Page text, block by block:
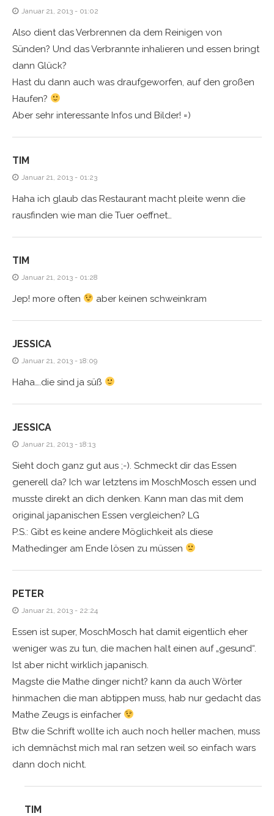
Januar 21, 2013 - 01:02
Also dient das Verbrennen da dem Reinigen von
Sünden? Und das Verbrannte inhalieren und essen bringt
dann Glück?
Hast du dann auch was draufgeworfen, auf den großen
Haufen?
Aber sehr interessante Infos und Bilder! =)
TIM
Januar 21, 2013 - 01:23
Haha ich glaub das Restaurant macht pleite wenn die
rausfinden wie man die Tuer oeffnet…
TIM
Januar 21, 2013 - 01:28
Jep! more often aber keinen schweinkram
JESSICA
Januar 21, 2013 - 18:09
Haha….die sind ja süß
JESSICA
Januar 21, 2013 - 18:13
Sieht doch ganz gut aus ;-). Schmeckt dir das Essen
generell da? Ich war letztens im MoschMosch essen und
musste direkt an dich denken. Kann man das mit dem
original japanischen Essen vergleichen? LG
P.S.: Gibt es keine andere Möglichkeit als diese
Mathedinger am Ende lösen zu müssen
PETER
Januar 21, 2013 - 22:24
Essen ist super, MoschMosch hat damit eigentlich eher
weniger was zu tun, die machen halt einen auf „gesund“.
Ist aber nicht wirklich japanisch.
Magste die Mathe dinger nicht? kann da auch Wörter
hinmachen die man abtippen muss, hab nur gedacht das
Mathe Zeugs is einfacher
Btw die Schrift wollte ich auch noch heller machen, muss
ich demnächst mich mal ran setzen weil so einfach wars
dann doch nicht.
TIM